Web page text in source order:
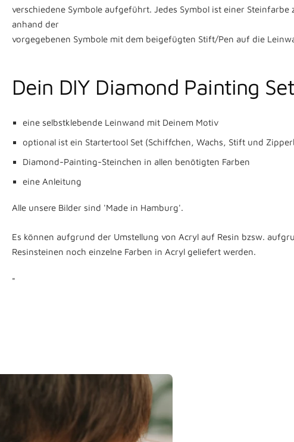
verschiedene Symbole aufgeführt. Jedes Symbol ist einer
anhand der
vorgegebenen Symbole mit dem beigefügten Stift/Pen auf die
Dein DIY Diamond Painting
eine selbstklebende Leinwand mit Deinem Motiv
optional ist ein Startertool Set (Schiffchen, Wachs, Stift und
Diamond-Painting-Steinchen in allen benötigten Farben
eine Anleitung
Alle unsere Bilder sind 'Made in Hamburg'.
Es können aufgrund der Umstellung von Acryl auf Resin bzsw.
Resinsteinen noch einzelne Farben in Acryl geliefert werden.
"